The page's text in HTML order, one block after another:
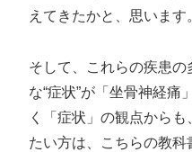
えてきたかと、思います
そして、これらの疾患
な“症状”が「坐骨神経痛
く「症状」の観点から
たい方は、こちらの教